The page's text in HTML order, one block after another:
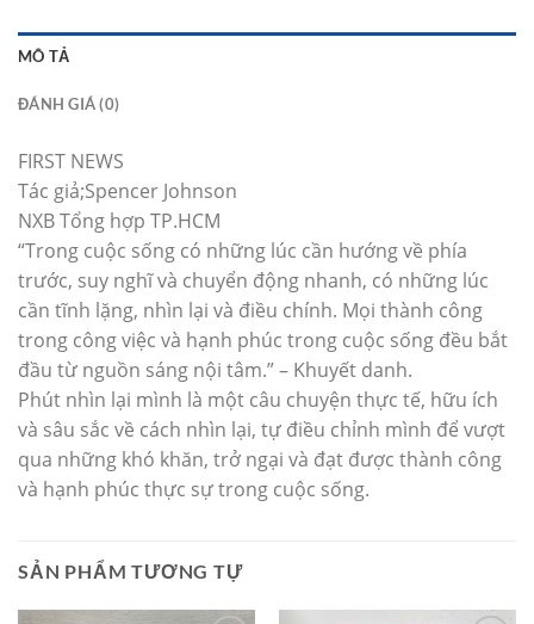
MÔ TẢ
ĐÁNH GIÁ (0)
FIRST NEWS
Tác giả;Spencer Johnson
NXB Tổng hợp TP.HCM
“Trong cuộc sống có những lúc cần hướng về phía
trước, suy nghĩ và chuyển động nhanh, có những lúc
cần tĩnh lặng, nhìn lại và điều chính. Mọi thành công
trong công việc và hạnh phúc trong cuộc sống đều bắt
đầu từ nguồn sáng nội tâm.” – Khuyết danh.
Phút nhìn lại mình là một câu chuyện thực tế, hữu ích
và sâu sắc về cách nhìn lại, tự điều chỉnh mình để vượt
qua những khó khăn, trở ngại và đạt được thành công
và hạnh phúc thực sự trong cuộc sống.
SẢN PHẨM TƯƠNG TỰ